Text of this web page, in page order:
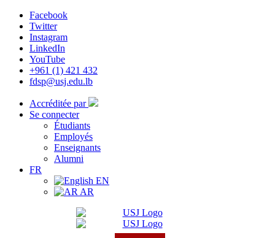
Facebook
Twitter
Instagram
LinkedIn
YouTube
+961 (1) 421 432
fdsp@usj.edu.lb
Accréditée par
Se connecter
Étudiants
Employés
Enseignants
Alumni
FR
EN
AR